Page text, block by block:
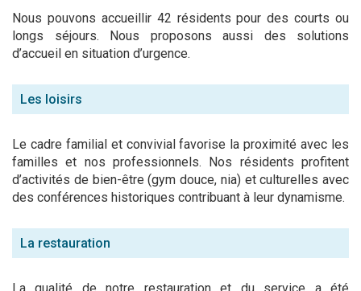
Nous pouvons accueillir 42 résidents pour des courts ou
longs séjours. Nous proposons aussi des solutions
d’accueil en situation d’urgence.
Les loisirs
Le cadre familial et convivial favorise la proximité avec les
familles et nos professionnels. Nos résidents profitent
d’activités de bien-être (gym douce, nia) et culturelles avec
des conférences historiques contribuant à leur dynamisme.
La restauration
La qualité de notre restauration et du service a été